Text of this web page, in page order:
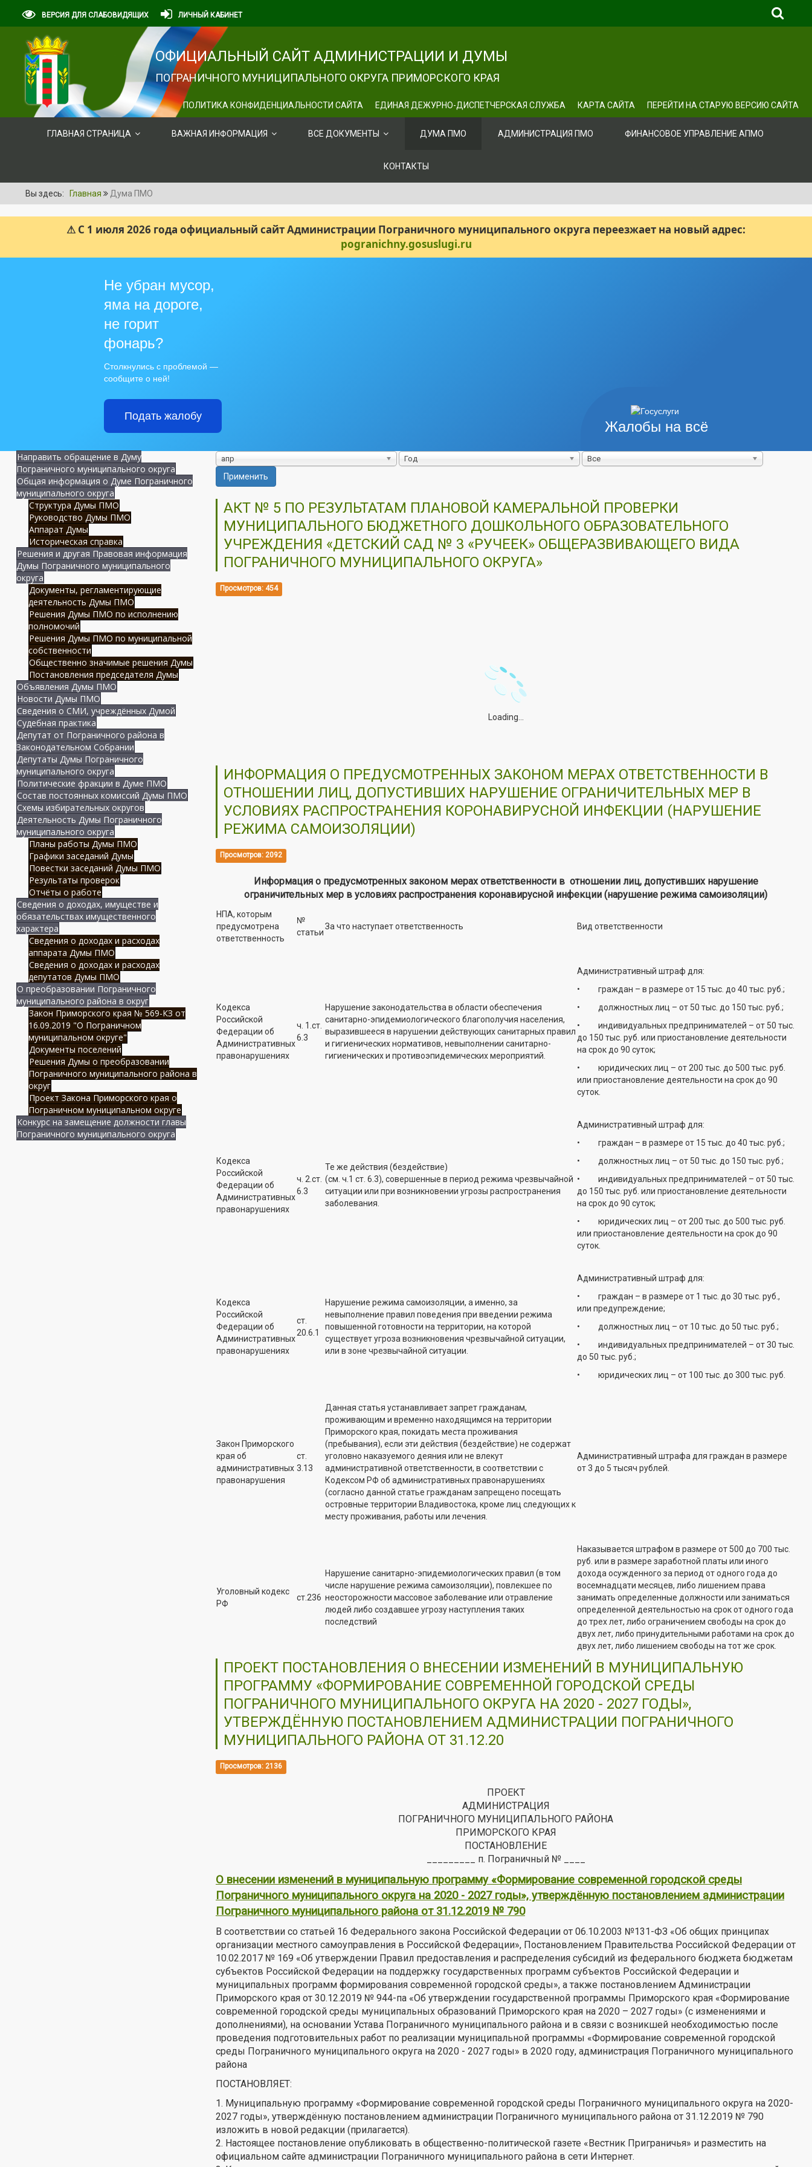
ВЕРСИЯ ДЛЯ СЛАБОВИДЯЩИХ ЛИЧНЫЙ КАБИНЕТ
ОФИЦИАЛЬНЫЙ САЙТ АДМИНИСТРАЦИИ И ДУМЫ
ПОГРАНИЧНОГО МУНИЦИПАЛЬНОГО ОКРУГА ПРИМОРСКОГО КРАЯ
ПОЛИТИКА КОНФИДЕНЦИАЛЬНОСТИ САЙТА ЕДИНАЯ ДЕЖУРНО-ДИСПЕТЧЕРСКАЯ СЛУЖБА КАРТА САЙТА ПЕРЕЙТИ НА СТАРУЮ ВЕРСИЮ САЙТА
ГЛАВНАЯ СТРАНИЦА ВАЖНАЯ ИНФОРМАЦИЯ ВСЕ ДОКУМЕНТЫ ДУМА ПМО АДМИНИСТРАЦИЯ ПМО ФИНАНСОВОЕ УПРАВЛЕНИЕ АПМО
КОНТАКТЫ
Вы здесь: Главная Дума ПМО
⚠ С 1 июля 2026 года официальный сайт Администрации Пограничного муниципального округа переезжает на новый адрес:
pogranichny.gosuslugi.ru
Жалобы на всё
Не убран мусор,
яма на дороге,
не горит
фонарь?
Столкнулись с проблемой —
сообщите о ней!
Подать жалобу
Направить обращение в Думу
Пограничного муниципального округа
Общая информация о Думе Пограничного
муниципального округа
Структура Думы ПМО
Руководство Думы ПМО
Аппарат Думы
Историческая справка
Решения и другая Правовая информация
Думы Пограничного муниципального
округа
Документы, регламентирующие
деятельность Думы ПМО
Решения Думы ПМО по исполнению
полномочий
Решения Думы ПМО по муниципальной
собственности
Общественно значимые решения Думы
Постановления председателя Думы
Объявления Думы ПМО
Новости Думы ПМО
Сведения о СМИ, учреждённых Думой
Судебная практика
Депутат от Пограничного района в
Законодательном Собрании
Депутаты Думы Пограничного
муниципального округа
Политические фракции в Думе ПМО
Состав постоянных комиссий Думы ПМО
Схемы избирательных округов
Деятельность Думы Пограничного
муниципального округа
Планы работы Думы ПМО
Графики заседаний Думы
Повестки заседаний Думы ПМО
Результаты проверок
Отчёты о работе
Сведения о доходах, имуществе и
обязательствах имущественного
характера
Сведения о доходах и расходах
аппарата Думы ПМО
Сведения о доходах и расходах
депутатов Думы ПМО
О преобразовании Пограничного
муниципального района в округ
Закон Приморского края № 569-КЗ от
16.09.2019 "О Пограничном
муниципальном округе"
Документы поселений
Решения Думы о преобразовании
Пограничного муниципального района в
округ
Проект Закона Приморского края о
Пограничном муниципальном округе
Конкурс на замещение должности главы
Пограничного муниципального округа
апр Год Все
Применить
АКТ № 5 ПО РЕЗУЛЬТАТАМ ПЛАНОВОЙ КАМЕРАЛЬНОЙ ПРОВЕРКИ
МУНИЦИПАЛЬНОГО БЮДЖЕТНОГО ДОШКОЛЬНОГО ОБРАЗОВАТЕЛЬНОГО
УЧРЕЖДЕНИЯ «ДЕТСКИЙ САД № 3 «РУЧЕЕК» ОБЩЕРАЗВИВАЮЩЕГО ВИДА
ПОГРАНИЧНОГО МУНИЦИПАЛЬНОГО ОКРУГА»
Просмотров: 454
Loading...
ИНФОРМАЦИЯ О ПРЕДУСМОТРЕННЫХ ЗАКОНОМ МЕРАХ ОТВЕТСТВЕННОСТИ В
ОТНОШЕНИИ ЛИЦ, ДОПУСТИВШИХ НАРУШЕНИЕ ОГРАНИЧИТЕЛЬНЫХ МЕР В
УСЛОВИЯХ РАСПРОСТРАНЕНИЯ КОРОНАВИРУСНОЙ ИНФЕКЦИИ (НАРУШЕНИЕ
РЕЖИМА САМОИЗОЛЯЦИИ)
Просмотров: 2092
Информация о предусмотренных законом мерах ответственности в отношении лиц, допустивших нарушение
ограничительных мер в условиях распространения коронавирусной инфекции (нарушение режима самоизоляции)
НПА, которым
предусмотрена
ответственность
№
статьи
За что наступает ответственность Вид ответственности
Кодекса
Российской
Федерации об
Административных
правонарушениях
ч. 1.ст.
6.3
Нарушение законодательства в области обеспечения
санитарно-эпидемиологического благополучия населения,
выразившееся в нарушении действующих санитарных правил
и гигиенических нормативов, невыполнении санитарно-
гигиенических и противоэпидемических мероприятий.
Административный штраф для:
• граждан – в размере от 15 тыс. до 40 тыс. руб.;
• должностных лиц – от 50 тыс. до 150 тыс. руб.;
• индивидуальных предпринимателей – от 50 тыс.
до 150 тыс. руб. или приостановление деятельности
на срок до 90 суток;
• юридических лиц – от 200 тыс. до 500 тыс. руб.
или приостановление деятельности на срок до 90
суток.
Кодекса
Российской
Федерации об
Административных
правонарушениях
ч. 2.ст.
6.3
Те же действия (бездействие)
(см. ч.1 ст. 6.3), совершенные в период режима чрезвычайной
ситуации или при возникновении угрозы распространения
заболевания.
Административный штраф для:
• граждан – в размере от 15 тыс. до 40 тыс. руб.;
• должностных лиц – от 50 тыс. до 150 тыс. руб.;
• индивидуальных предпринимателей – от 50 тыс.
до 150 тыс. руб. или приостановление деятельности
на срок до 90 суток;
• юридических лиц – от 200 тыс. до 500 тыс. руб.
или приостановление деятельности на срок до 90
суток.
Кодекса
Российской
Федерации об
Административных
правонарушениях
ст.
20.6.1
Нарушение режима самоизоляции, а именно, за
невыполнение правил поведения при введении режима
повышенной готовности на территории, на которой
существует угроза возникновения чрезвычайной ситуации,
или в зоне чрезвычайной ситуации.
Административный штраф для:
• граждан – в размере от 1 тыс. до 30 тыс. руб.,
или предупреждение;
• должностных лиц – от 10 тыс. до 50 тыс. руб.;
• индивидуальных предпринимателей – от 30 тыс.
до 50 тыс. руб.;
• юридических лиц – от 100 тыс. до 300 тыс. руб.
Закон Приморского
края об
административных
правонарушения
ст.
3.13
Данная статья устанавливает запрет гражданам,
проживающим и временно находящимся на территории
Приморского края, покидать места проживания
(пребывания), если эти действия (бездействие) не содержат
уголовно наказуемого деяния или не влекут
административной ответственности, в соответствии с
Кодексом РФ об административных правонарушениях
(согласно данной статье гражданам запрещено посещать
островные территории Владивостока, кроме лиц следующих к
месту проживания, работы или лечения.
Административный штрафа для граждан в размере
от 3 до 5 тысяч рублей.
Уголовный кодекс
РФ
ст.236
Нарушение санитарно-эпидемиологических правил (в том
числе нарушение режима самоизоляции), повлекшее по
неосторожности массовое заболевание или отравление
людей либо создавшее угрозу наступления таких
последствий
Наказывается штрафом в размере от 500 до 700 тыс.
руб. или в размере заработной платы или иного
дохода осужденного за период от одного года до
восемнадцати месяцев, либо лишением права
занимать определенные должности или заниматься
определенной деятельностью на срок от одного года
до трех лет, либо ограничением свободы на срок до
двух лет, либо принудительными работами на срок до
двух лет, либо лишением свободы на тот же срок.
ПРОЕКТ ПОСТАНОВЛЕНИЯ О ВНЕСЕНИИ ИЗМЕНЕНИЙ В МУНИЦИПАЛЬНУЮ
ПРОГРАММУ «ФОРМИРОВАНИЕ СОВРЕМЕННОЙ ГОРОДСКОЙ СРЕДЫ
ПОГРАНИЧНОГО МУНИЦИПАЛЬНОГО ОКРУГА НА 2020 - 2027 ГОДЫ»,
УТВЕРЖДЁННУЮ ПОСТАНОВЛЕНИЕМ АДМИНИСТРАЦИИ ПОГРАНИЧНОГО
МУНИЦИПАЛЬНОГО РАЙОНА ОТ 31.12.20
Просмотров: 2136
ПРОЕКТ
АДМИНИСТРАЦИЯ
ПОГРАНИЧНОГО МУНИЦИПАЛЬНОГО РАЙОНА
ПРИМОРСКОГО КРАЯ
ПОСТАНОВЛЕНИЕ
_________ п. Пограничный № ____
О внесении изменений в муниципальную программу «Формирование современной городской среды
Пограничного муниципального округа на 2020 - 2027 годы», утверждённую постановлением администрации
Пограничного муниципального района от 31.12.2019 № 790
В соответствии со статьей 16 Федерального закона Российской Федерации от 06.10.2003 №131-ФЗ «Об общих принципах
организации местного самоуправления в Российской Федерации», Постановлением Правительства Российской Федерации от
10.02.2017 № 169 «Об утверждении Правил предоставления и распределения субсидий из федерального бюджета бюджетам
субъектов Российской Федерации на поддержку государственных программ субъектов Российской Федерации и
муниципальных программ формирования современной городской среды», а также постановлением Администрации
Приморского края от 30.12.2019 № 944-па «Об утверждении государственной программы Приморского края «Формирование
современной городской среды муниципальных образований Приморского края на 2020 – 2027 годы» (с изменениями и
дополнениями), на основании Устава Пограничного муниципального района и в связи с возникшей необходимостью после
проведения подготовительных работ по реализации муниципальной программы «Формирование современной городской
среды Пограничного муниципального округа на 2020 - 2027 годы» в 2020 году, администрация Пограничного муниципального
района
ПОСТАНОВЛЯЕТ:
1. Муниципальную программу «Формирование современной городской среды Пограничного муниципального округа на 2020-
2027 годы», утверждённую постановлением администрации Пограничного муниципального района от 31.12.2019 № 790
изложить в новой редакции (прилагается).
2. Настоящее постановление опубликовать в общественно-политической газете «Вестник Приграничья» и разместить на
официальном сайте администрации Пограничного муниципального района в сети Интернет.